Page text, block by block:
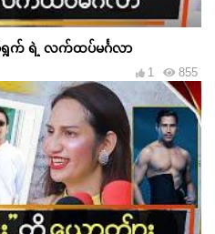
ာ်ရွက် ရဲ့ လက်ထပ်မင်္ဂလာ
855
1